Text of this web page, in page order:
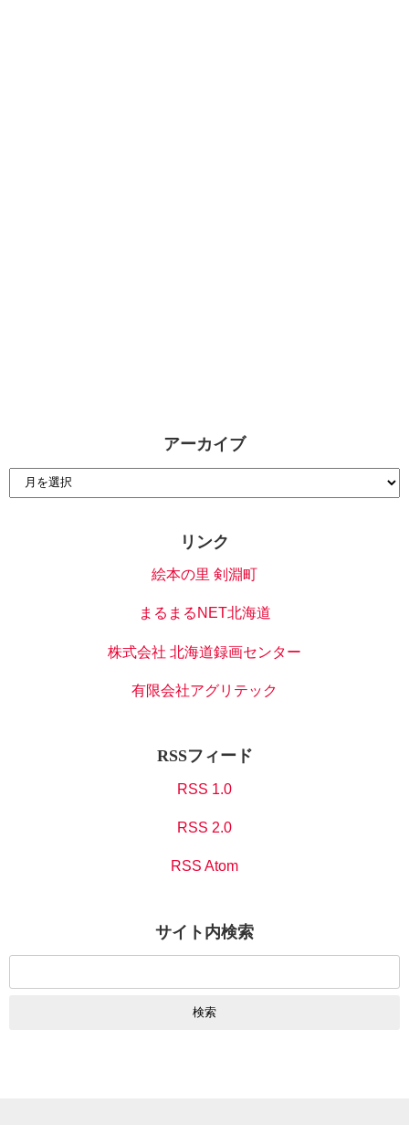
アーカイブ
リンク
絵本の里 剣淵町
まるまるNET北海道
株式会社 北海道録画センター
有限会社アグリテック
RSSフィード
RSS 1.0
RSS 2.0
RSS Atom
サイト内検索